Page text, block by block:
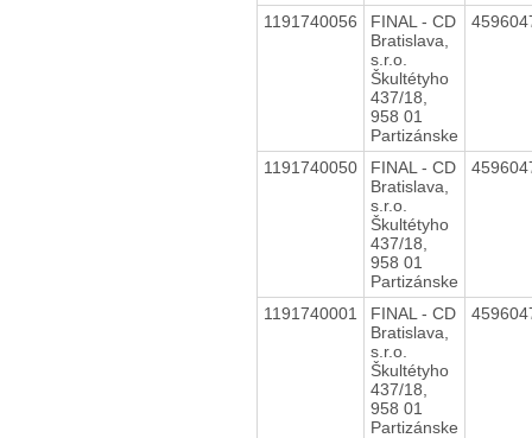
1191740056
FINAL - CD
Bratislava,
s.r.o.
Škultétyho
437/18,
958 01
Partizánske
1191740050
FINAL - CD
Bratislava,
s.r.o.
Škultétyho
437/18,
958 01
Partizánske
1191740001
FINAL - CD
Bratislava,
s.r.o.
Škultétyho
437/18,
958 01
Partizánske